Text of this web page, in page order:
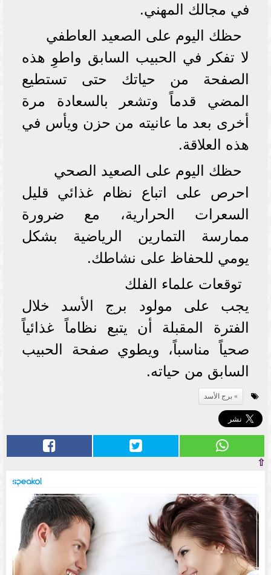
في مجالك المهني.
حظك اليوم على الصعيد العاطفي
لا تفكر في الحبيب السابق واطوِ هذه
الصفحة من حياتك حتى تستطيع
المضي قدماً وتشعر بالسعادة مرة
أخرى بعد ما عانيته من حزن ويأس في
هذه العلاقة.
حظك اليوم على الصعيد الصحي
احرص على اتباع نظام غذائي قليل
السعرات الحرارية، مع ضرورة
ممارسة التمارين الرياضية بشكل
يومي للحفاظ على نشاطك.
توقعات علماء الفلك
يجب على مولود برج الأسد خلال
الفترة المقبلة أن يتبع نظاماً غذائياً
صحياً مناسباً، ويطوي صفحة الحبيب
السابق من حياته.
برج الأسد
⇧